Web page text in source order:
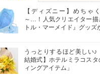
【ディズニー】めちゃ
～…！人気クリエイター描
トル・マーメイド』グッズ
うっとりするほど美しい♪
結婚式】ホテルミラコス
ィングアイテム」